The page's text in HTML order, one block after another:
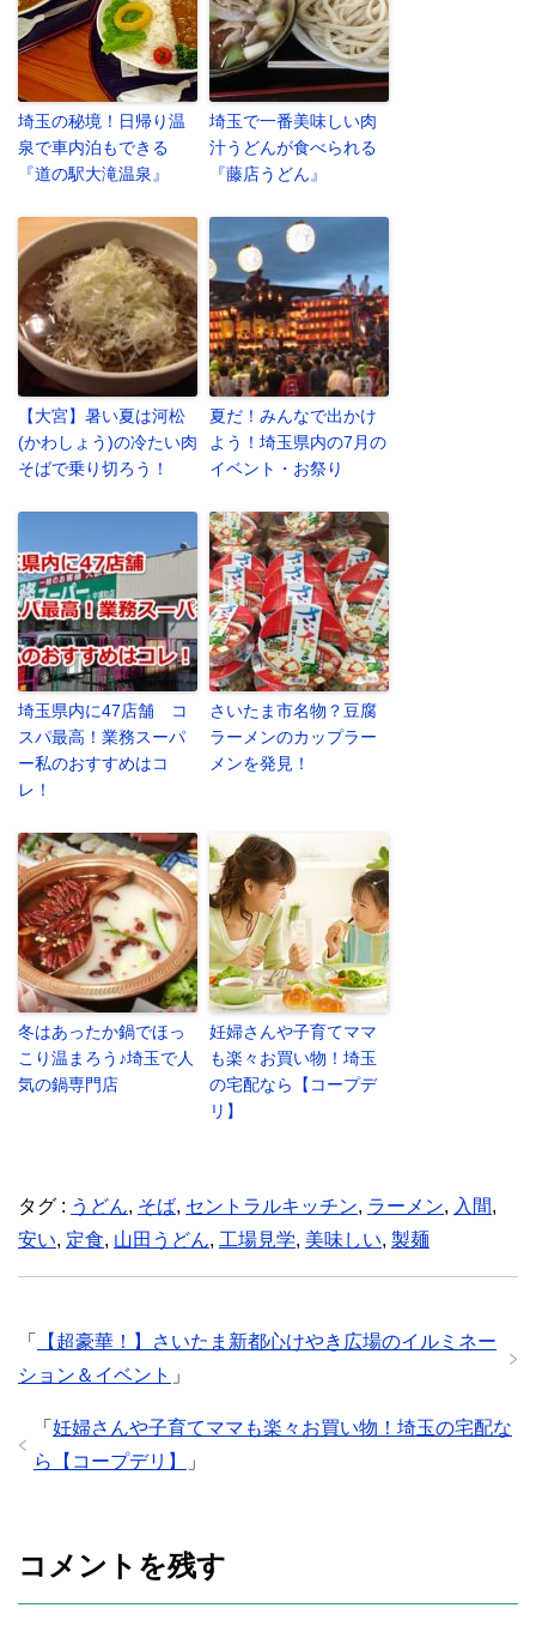
埼玉の秘境！日帰り温
泉で車内泊もできる
『道の駅大滝温泉』
埼玉で一番美味しい肉
汁うどんが食べられる
『藤店うどん』
【大宮】暑い夏は河松
(かわしょう)の冷たい肉
そばで乗り切ろう！
夏だ！みんなで出かけ
よう！埼玉県内の7月の
イベント・お祭り
埼玉県内に47店舗 コ
スパ最高！業務スーパ
ー私のおすすめはコ
レ！
さいたま市名物？豆腐
ラーメンのカップラー
メンを発見！
冬はあったか鍋でほっ
こり温まろう♪埼玉で人
気の鍋専門店
妊婦さんや子育てママ
も楽々お買い物！埼玉
の宅配なら【コープデ
リ】
タグ : うどん, そば, セントラルキッチン, ラーメン, 入間,
安い, 定食, 山田うどん, 工場見学, 美味しい, 製麺
「
【超豪華！】さいたま新都心けやき広場のイルミネー
ション＆イベント 」
「 妊婦さんや子育てママも楽々お買い物！埼玉の宅配な
ら【コープデリ】
」
コメントを残す